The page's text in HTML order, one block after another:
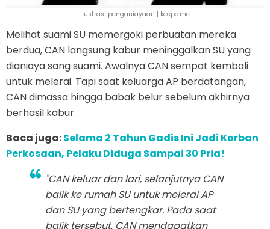
Ilustrasi penganiayaan | keepo.me
Melihat suami SU memergoki perbuatan mereka
berdua, CAN langsung kabur meninggalkan SU yang
dianiaya sang suami. Awalnya CAN sempat kembali
untuk melerai. Tapi saat keluarga AP berdatangan,
CAN dimassa hingga babak belur sebelum akhirnya
berhasil kabur.
Baca juga:Selama 2 Tahun Gadis Ini Jadi Korban
Perkosaan, Pelaku Diduga Sampai 30 Pria!
"CAN keluar dan lari, selanjutnya CAN
balik ke rumah SU untuk melerai AP
dan SU yang bertengkar. Pada saat
balik tersebut, CAN mendapatkan